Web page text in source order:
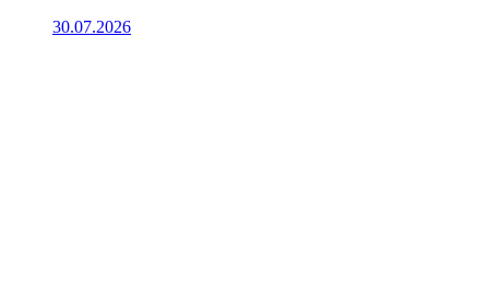
30.07.2026